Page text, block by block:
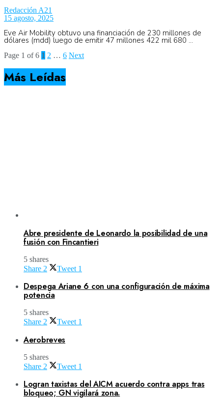
Redacción A21
15 agosto, 2025
Eve Air Mobility obtuvo una financiación de 230 millones de
dólares (mdd) luego de emitir 47 millones 422 mil 680 ...
Page 1 of 6 1 2 … 6 Next
Más Leídas
Abre presidente de Leonardo la posibilidad de una
fusión con Fincantieri
5 shares
Share 2 Tweet 1
Despega Ariane 6 con una configuración de máxima
potencia
5 shares
Share 2 Tweet 1
Aerobreves
5 shares
Share 2 Tweet 1
Logran taxistas del AICM acuerdo contra apps tras
bloqueo; GN vigilará zona.